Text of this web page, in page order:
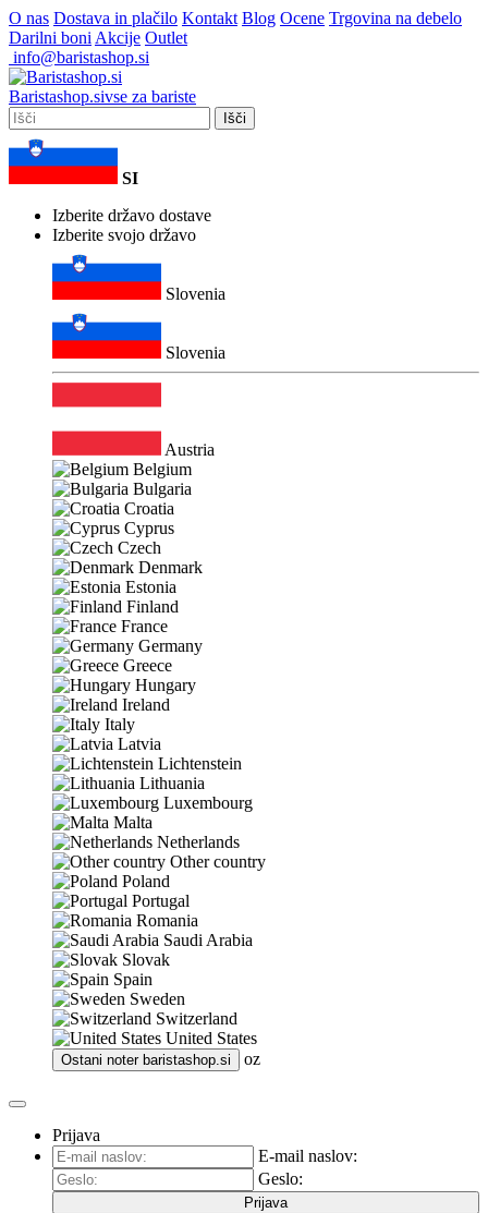
O nas Dostava in plačilo Kontakt Blog Ocene Trgovina na debelo
Darilni boni Akcije Outlet
info@baristashop.si
Baristashop.sivse za bariste
Išči
SI
Izberite državo dostave
Izberite svojo državo
Slovenia
Slovenia
Austria
Belgium
Bulgaria
Croatia
Cyprus
Czech
Denmark
Estonia
Finland
France
Germany
Greece
Hungary
Ireland
Italy
Latvia
Lichtenstein
Lithuania
Luxembourg
Malta
Netherlands
Other country
Poland
Portugal
Romania
Saudi Arabia
Slovak
Spain
Sweden
Switzerland
United States
Ostani noter baristashop.si oz
Prijava
E-mail naslov:
Geslo:
Prijava